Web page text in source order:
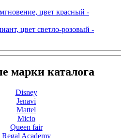
цвет красный -
цвет светло-розовый -
марки каталога
Disney
Jenavi
Mattel
Micio
Queen fair
Regal Academy